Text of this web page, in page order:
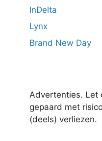
InDelta
Lynx
Brand New Day
Advertenties. Let
gepaard met
(deels) verliezen.